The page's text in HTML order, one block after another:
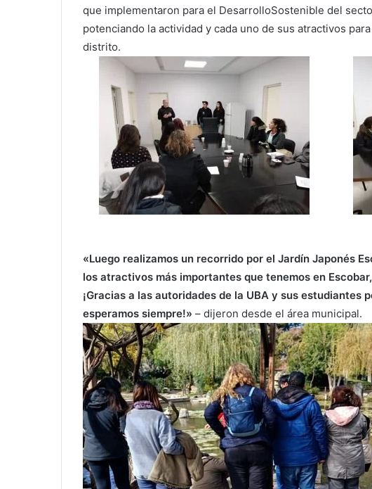
que implementaron para el DesarrolloSostenible del
potenciando la actividad y cada uno de sus atractivos
distrito.
«Luego realizamos un recorrido por el Jardín Japonés
los atractivos más importantes que tenemos en Escobar
¡Gracias a las autoridades de la UBA y sus estudiantes
esperamos siempre!» – dijeron desde el área municipal.